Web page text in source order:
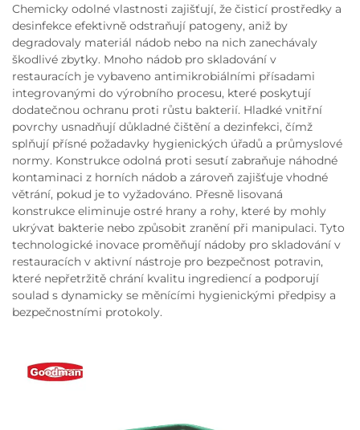
Chemicky odolné vlastnosti zajišťují, že čisticí prostředky a
desinfekce efektivně odstraňují patogeny, aniž by
degradovaly materiál nádob nebo na nich zanechávaly
škodlivé zbytky. Mnoho nádob pro skladování v
restauracích je vybaveno antimikrobiálními přísadami
integrovanými do výrobního procesu, které poskytují
dodatečnou ochranu proti růstu bakterií. Hladké vnitřní
povrchy usnadňují důkladné čištění a dezinfekci, čímž
splňují přísné požadavky hygienických úřadů a průmyslové
normy. Konstrukce odolná proti sesutí zabraňuje náhodné
kontaminaci z horních nádob a zároveň zajišťuje vhodné
větrání, pokud je to vyžadováno. Přesně lisovaná
konstrukce eliminuje ostré hrany a rohy, které by mohly
ukrývat bakterie nebo způsobit zranění při manipulaci. Tyto
technologické inovace proměňují nádoby pro skladování v
restauracích v aktivní nástroje pro bezpečnost potravin,
které nepřetržitě chrání kvalitu ingrediencí a podporují
soulad s dynamicky se měnícími hygienickými předpisy a
bezpečnostními protokoly.